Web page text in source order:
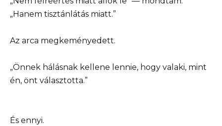
„Hanem tisztánlátás miatt.”
Az arca megkeményedett.
„Önnek hálásnak kellene lennie, hogy valaki, mint
én, önt választotta.”
És ennyi.